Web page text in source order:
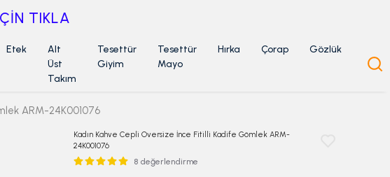
TIKLA
Etek
Alt
Üst
Takım
Tesettür
Giyim
Tesettür
Mayo
Hırka Çorap Gözlük
ARM-24K001076
Kadın Kahve Cepli Oversize İnce Fitilli Kadife Gömlek ARM-
24K001076
8 değerlendirme